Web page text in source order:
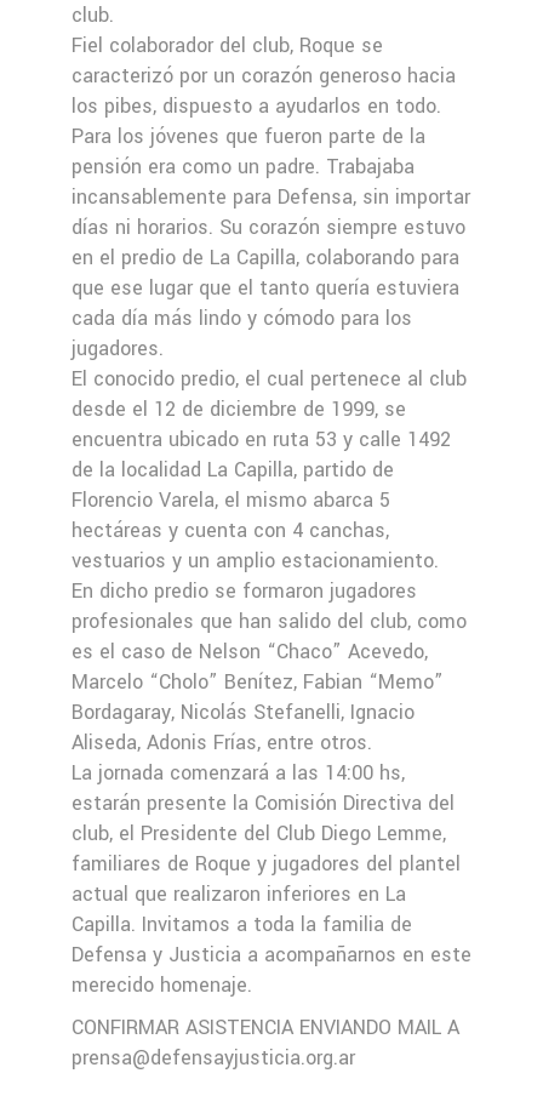
club.
Fiel colaborador del club, Roque se
caracterizó por un corazón generoso hacia
los pibes, dispuesto a ayudarlos en todo.
Para los jóvenes que fueron parte de la
pensión era como un padre. Trabajaba
incansablemente para Defensa, sin importar
días ni horarios. Su corazón siempre estuvo
en el predio de La Capilla, colaborando para
que ese lugar que el tanto quería estuviera
cada día más lindo y cómodo para los
jugadores.
El conocido predio, el cual pertenece al club
desde el 12 de diciembre de 1999, se
encuentra ubicado en ruta 53 y calle 1492
de la localidad La Capilla, partido de
Florencio Varela, el mismo abarca 5
hectáreas y cuenta con 4 canchas,
vestuarios y un amplio estacionamiento.
En dicho predio se formaron jugadores
profesionales que han salido del club, como
es el caso de Nelson “Chaco” Acevedo,
Marcelo “Cholo” Benítez, Fabian “Memo”
Bordagaray, Nicolás Stefanelli, Ignacio
Aliseda, Adonis Frías, entre otros.
La jornada comenzará a las 14:00 hs,
estarán presente la Comisión Directiva del
club, el Presidente del Club Diego Lemme,
familiares de Roque y jugadores del plantel
actual que realizaron inferiores en La
Capilla. Invitamos a toda la familia de
Defensa y Justicia a acompañarnos en este
merecido homenaje.
CONFIRMAR ASISTENCIA ENVIANDO MAIL A
prensa@defensayjusticia.org.ar